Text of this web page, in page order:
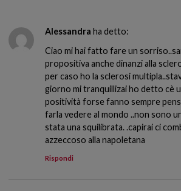
Alessandra ha detto:
Ciao mi hai fatto fare un
propositiva anche dinanzi alla
per caso ho la sclerosi
giorno mi tranquillizai ho detto cè
positività forse fanno sempre
farla vedere al mondo ..non sono
stata una squilibrata. .capirai ci
azzeccoso alla napoletana
Rispondi